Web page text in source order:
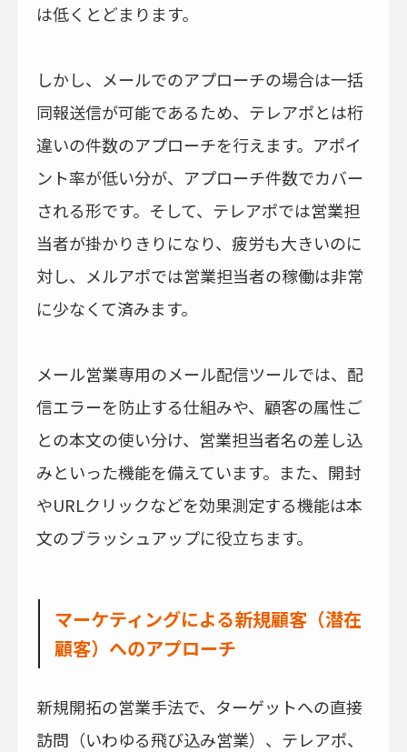
は低くとどまります。
しかし、メールでのアプローチの場合は一括
同報送信が可能であるため、テレアポとは桁
違いの件数のアプローチを行えます。アポイ
ント率が低い分が、アプローチ件数でカバー
される形です。そして、テレアポでは営業担
当者が掛かりきりになり、疲労も大きいのに
対し、メルアポでは営業担当者の稼働は非常
に少なくて済みます。
メール営業専用のメール配信ツールでは、配
信エラーを防止する仕組みや、顧客の属性ご
との本文の使い分け、営業担当者名の差し込
みといった機能を備えています。また、開封
やURLクリックなどを効果測定する機能は本
文のブラッシュアップに役立ちます。
マーケティングによる新規顧客（潜在
顧客）へのアプローチ
新規開拓の営業手法で、ターゲットへの直接
訪問（いわゆる飛び込み営業）、テレアポ、